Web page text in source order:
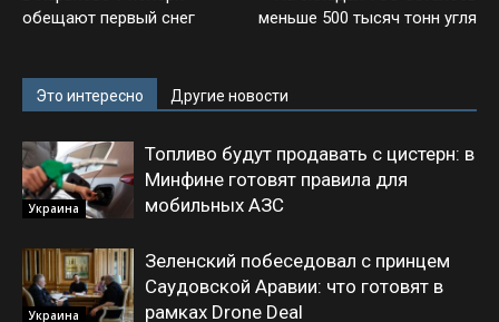
обещают первый снег
меньше 500 тысяч тонн угля
Это интересно Другие новости
Украина
Топливо будут продавать с цистерн: в
Минфине готовят правила для
мобильных АЗС
Украина
Зеленский побеседовал с принцем
Саудовской Аравии: что готовят в
рамках Drone Deal